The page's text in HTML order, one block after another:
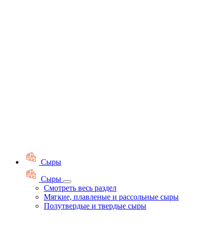
Сыры
Сыры
Смотреть весь раздел
Мягкие, плавленые и рассольные сыры
Полутвердые и твердые сыры